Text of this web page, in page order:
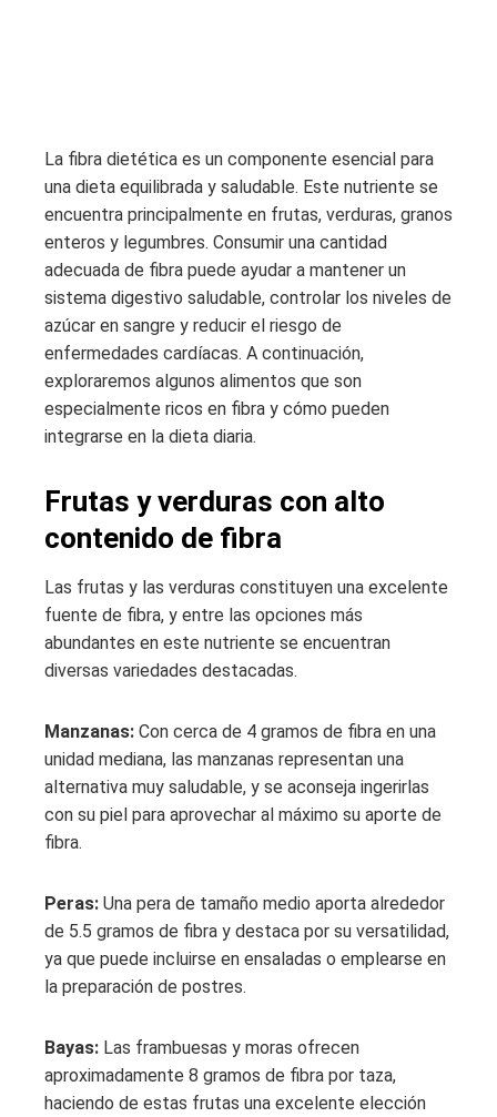
La fibra dietética es un componente esencial para
una dieta equilibrada y saludable. Este nutriente se
encuentra principalmente en frutas, verduras, granos
enteros y legumbres. Consumir una cantidad
adecuada de fibra puede ayudar a mantener un
sistema digestivo saludable, controlar los niveles de
azúcar en sangre y reducir el riesgo de
enfermedades cardíacas. A continuación,
exploraremos algunos alimentos que son
especialmente ricos en fibra y cómo pueden
integrarse en la dieta diaria.
Frutas y verduras con alto
contenido de fibra
Las frutas y las verduras constituyen una excelente
fuente de fibra, y entre las opciones más
abundantes en este nutriente se encuentran
diversas variedades destacadas.
Manzanas: Con cerca de 4 gramos de fibra en una
unidad mediana, las manzanas representan una
alternativa muy saludable, y se aconseja ingerirlas
con su piel para aprovechar al máximo su aporte de
fibra.
Peras: Una pera de tamaño medio aporta alrededor
de 5.5 gramos de fibra y destaca por su versatilidad,
ya que puede incluirse en ensaladas o emplearse en
la preparación de postres.
Bayas: Las frambuesas y moras ofrecen
aproximadamente 8 gramos de fibra por taza,
haciendo de estas frutas una excelente elección